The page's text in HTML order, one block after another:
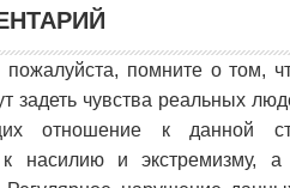
пожалуйста, помните о том,
задеть чувства реальных
отношение к данной
насилию и экстремизму, а